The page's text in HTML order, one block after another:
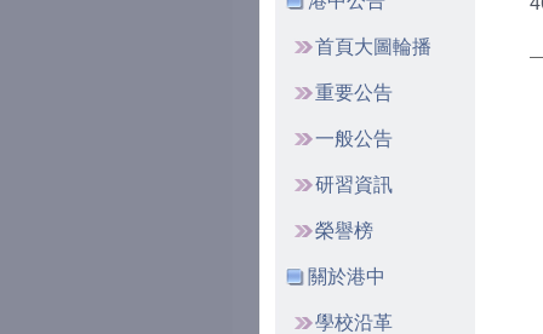
首頁大圖輪播
重要公告
一般公告
研習資訊
榮譽榜
關於港中
學校沿革